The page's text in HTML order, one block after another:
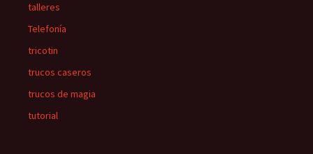
talleres
Telefonía
tricotin
trucos caseros
trucos de magia
tutorial